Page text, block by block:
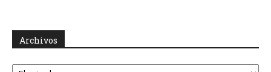
Archivos
Archivos